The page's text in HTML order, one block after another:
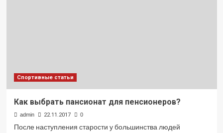
Спортивные статьи
Как выбрать пансионат для пенсионеров?
admin 22.11.2017 0
После наступления старости у большинства людей